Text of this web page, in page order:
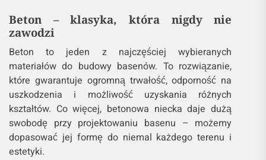
Beton – klasyka, która nigdy nie
zawodzi
Beton to jeden z najczęściej wybieranych
materiałów do budowy basenów. To rozwiązanie,
które gwarantuje ogromną trwałość, odporność na
uszkodzenia i możliwość uzyskania różnych
kształtów. Co więcej, betonowa niecka daje dużą
swobodę przy projektowaniu basenu – możemy
dopasować jej formę do niemal każdego terenu i
estetyki.